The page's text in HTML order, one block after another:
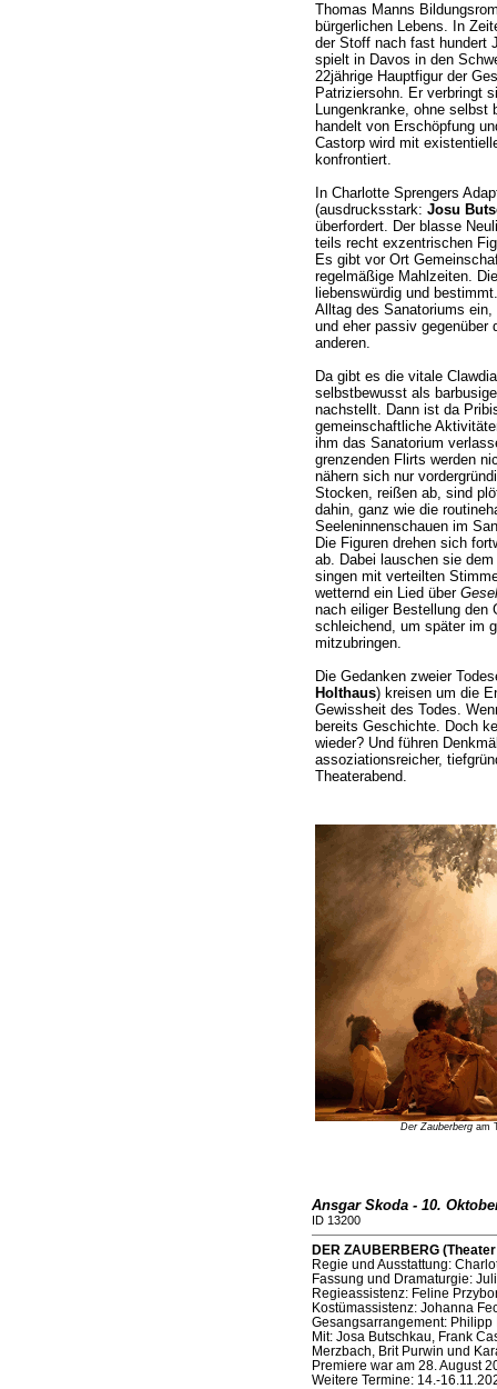
Thomas Manns
bürgerlichen Lebens. In
der Stoff nach fast hundert
spielt in Davos in den
22jährige Hauptfigur der
Patriziersohn. Er verbringt
Lungenkranke, ohne
handelt von Erschöpfung
Castorp wird mit
konfrontiert.
In Charlotte Sprengers
(ausdrucksstark: Josu
überfordert. Der blasse
teils recht exzentrischen
Es gibt vor Ort
regelmäßige Mahlzeiten.
liebenswürdig und
Alltag des Sanatoriums
und eher passiv gegenüber
anderen.
Da gibt es die vitale
selbstbewusst als
nachstellt. Dann ist da
gemeinschaftliche
ihm das Sanatorium
grenzenden Flirts werden
nähern sich nur
Stocken, reißen ab, sind
dahin, ganz wie die
Seeleninnenschauen im
Die Figuren drehen sich
ab. Dabei lauschen sie
singen mit verteilten
wetternd ein Lied über
nach eiliger Bestellung den
schleichend, um später im
mitzubringen.
Die Gedanken zweier
Holthaus) kreisen um die
Gewissheit des Todes.
bereits Geschichte. Doch
wieder? Und führen
assoziationsreicher,
Theaterabend.
Der Zauberbergam
Ansgar Skoda - 10.
ID 13200
DER ZAUBERBERG
Regie und Ausstattung:
Fassung und Dramaturgie:
Regieassistenz: Feline
Kostümassistenz: Johanna
Gesangsarrangement: Philipp
Mit: Josa Butschkau, Frank
Merzbach, Brit Purwin und
Premiere war am 28. August
Weitere Termine: 14.-